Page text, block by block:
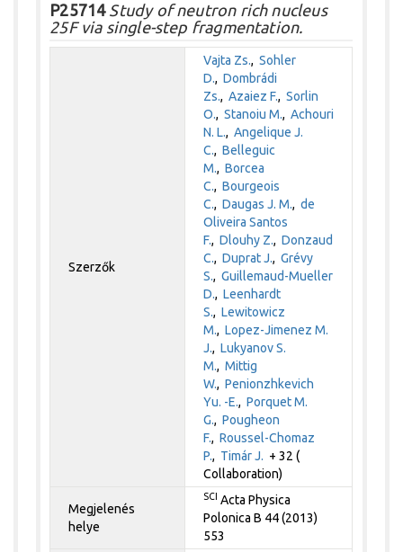
P25714Study of neutron rich nucleus
25F via single-step fragmentation.
Szerzők
Vajta Zs.,Sohler
D.,Dombrádi
Zs.,Azaiez F.,Sorlin
O.,Stanoiu M.,Achouri
N. L.,Angelique J.
C.,Belleguic
M.,Borcea
C.,Bourgeois
C.,Daugas J. M.,de
Oliveira Santos
F.,Dlouhy Z.,Donzaud
C.,Duprat J.,Grévy
S.,Guillemaud-Mueller
D.,Leenhardt
S.,Lewitowicz
M.,Lopez-Jimenez M.
J.,Lukyanov S.
M.,Mittig
W.,Penionzhkevich
Yu. -E.,Porquet M.
G.,Pougheon
F.,Roussel-Chomaz
P., Timár J. + 32 (
Collaboration)
Megjelenés
helye
SCI Acta Physica
Polonica B 44 (2013)
553